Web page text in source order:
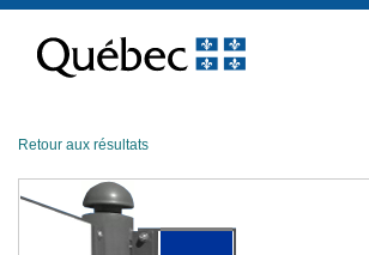
contenu
Retour aux résultats